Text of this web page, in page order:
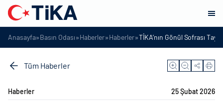
Anasayfa»Basın Odası»Haberler»Haberler»TİKA’nın Gönül Sofrası
Tüm Haberler
Haberler 25 Şubat 2026